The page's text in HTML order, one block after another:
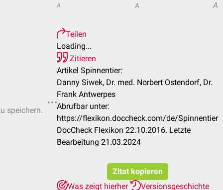
speichern.
A A A
Teilen
Loading...
Zitieren
Artikel Spinnentier:
Danny Siwek, Dr. med. Norbert Ostendorf, Dr.
Frank Antwerpes
Abrufbar unter:
https://flexikon.doccheck.com/de/Spinnentier
DocCheck Flexikon 22.10.2016. Letzte
Bearbeitung 21.03.2024
Zitat kopieren
Was zeigt hierher
Versionsgeschichte